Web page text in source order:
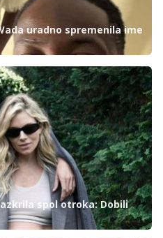
uradno spremenila ime
spol otroka: Dobili